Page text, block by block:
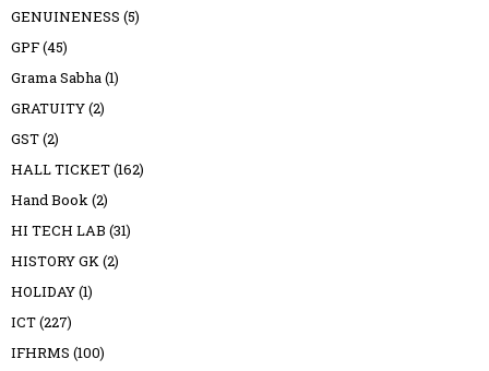
GENUINENESS (5)
GPF(45)
Grama Sabha(1)
GRATUITY(2)
GST(2)
HALL TICKET(162)
Hand Book(2)
HI TECH LAB (31)
HISTORY GK(2)
HOLIDAY(1)
ICT(227)
IFHRMS (100)